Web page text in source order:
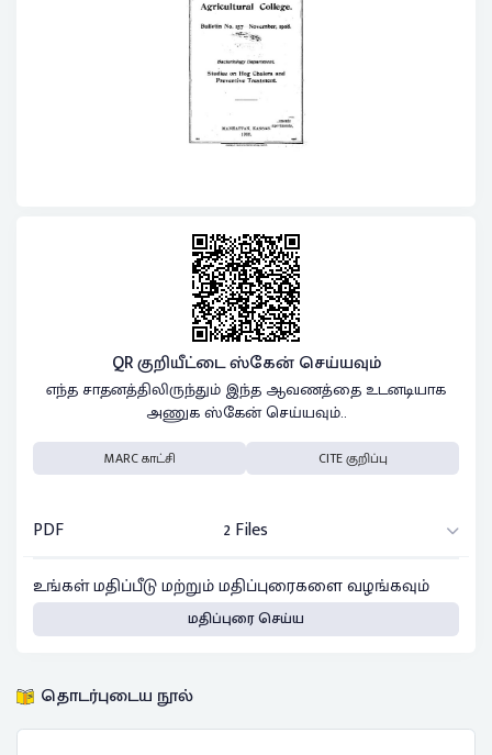
QR குறியீட்டை ஸ்கேன் செய்யவும்
எந்த சாதனத்திலிருந்தும் இந்த ஆவணத்தை உடனடியாக
அணுக ஸ்கேன் செய்யவும்..
MARC காட்சி CITE குறிப்பு
PDF
2 Files
உங்கள் மதிப்பீடு மற்றும் மதிப்புரைகளை வழங்கவும்
மதிப்புரை செய்ய
தொடர்புடைய நூல்